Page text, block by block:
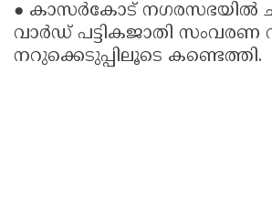
● കാസർകോട് നഗരസഭയിൽ
വാർഡ് പട്ടികജാതി സംവരണ
നറുക്കെടുപ്പിലൂടെ കണ്ടെത്തി.